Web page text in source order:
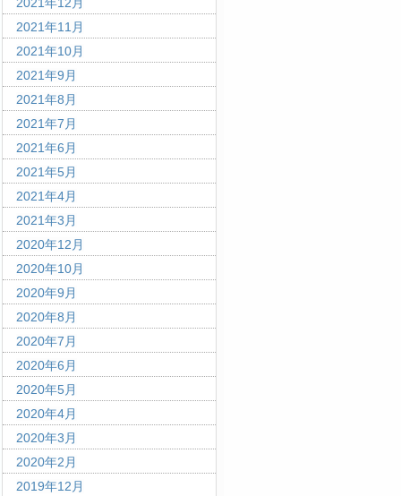
2021年11月
2021年10月
2021年9月
2021年8月
2021年7月
2021年6月
2021年5月
2021年4月
2021年3月
2020年12月
2020年10月
2020年9月
2020年8月
2020年7月
2020年6月
2020年5月
2020年4月
2020年3月
2020年2月
2019年12月